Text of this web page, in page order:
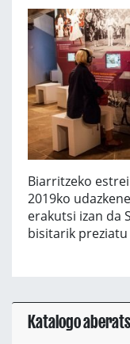
Biarritzeko
2019ko
erakutsi izan da
bisitarik
Katalogo